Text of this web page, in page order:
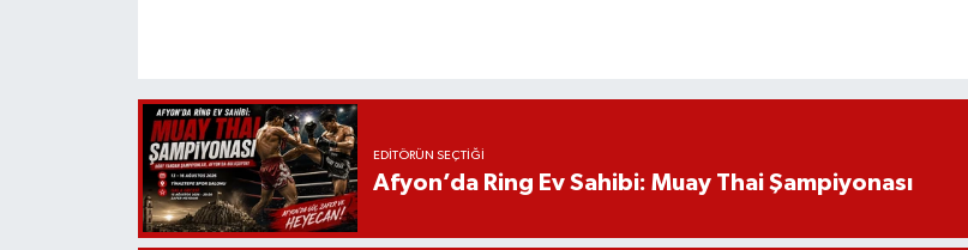
EDITÖRÜN SEÇTIĞI
Afyon’da Ring Ev Sahibi: Muay Thai Şampiyonası